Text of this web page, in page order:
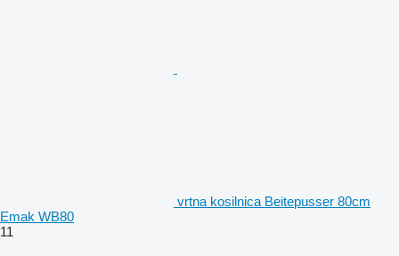
vrtna kosilnica Beitepusser 80cm
Emak WB80
11